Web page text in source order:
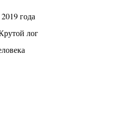
года
лог